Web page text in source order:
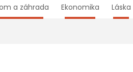
a záhrada Ekonomika Láska